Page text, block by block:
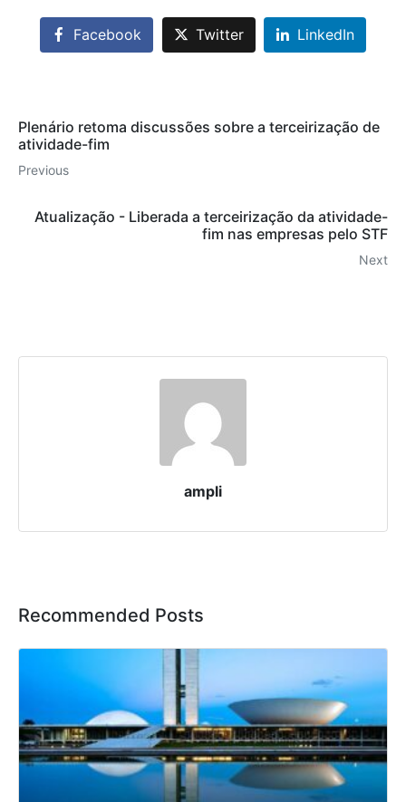
Facebook Twitter LinkedIn
Plenário retoma discussões sobre a terceirização de
atividade-fim
Previous
Atualização - Liberada a terceirização da atividade-
fim nas empresas pelo STF
Next
ampli
Recommended Posts